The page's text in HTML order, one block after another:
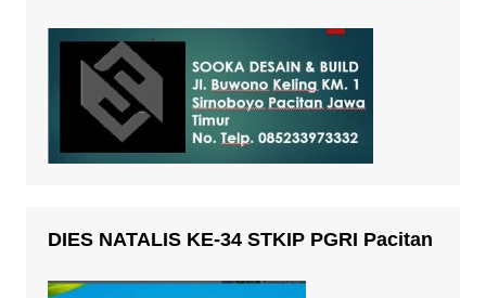
DIES NATALIS KE-34 STKIP PGRI Pacitan